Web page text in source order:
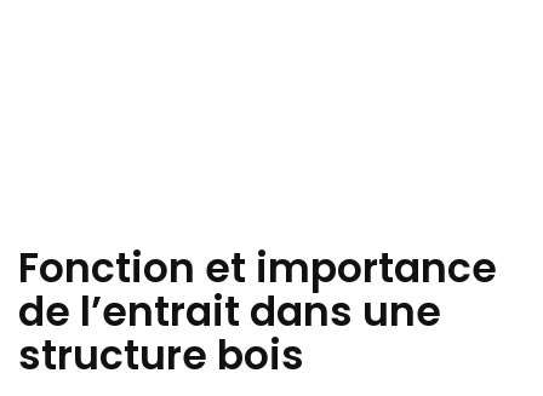
Fonction et importance
de l’entrait dans une
structure bois